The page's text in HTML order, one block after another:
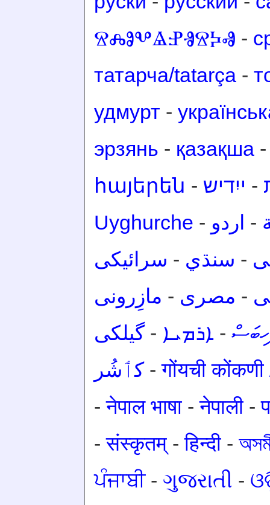
ⰔⰎⰑⰂⰡⰐⰠⰔⰍⰟ -
татарча/tatarça -
удмурт -
эрзянь - қазақша
հայերեն - ייִדיש -
Uyghurche - اردو -
سرائیکی - سنڌي -
مازِرونی - مصرى -
گیلکی- ܐܪܡܝܐ -
کٲشُر-गोंयची
-नेपाल भाषा -नेपाली -
-संस्कृतम् -हिन्दी -
ਪੰਜਾਬੀ- ગુજરાતી -